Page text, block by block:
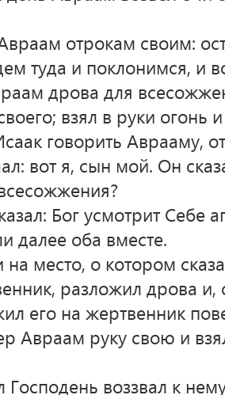
отрокам своим:
туда и поклонимся, и
дрова для
взял в руки
говорить Аврааму,
вот я, сын мой. Он
Бог усмотрит Себе
далее оба вместе.
место, о котором
разложил дрова и,
его на жертвенник
Авраам руку свою и
Господень воззвал к